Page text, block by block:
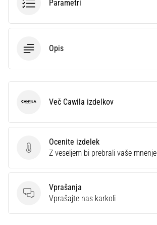
Parametri
Opis
Ocenite izdelek
Ocenite izdelek
Z veseljem bi prebrali vaše mnenje
Vprašanja
Vprašanja
Vprašajte nas karkoli
Cawila Več Cawila izdelkov